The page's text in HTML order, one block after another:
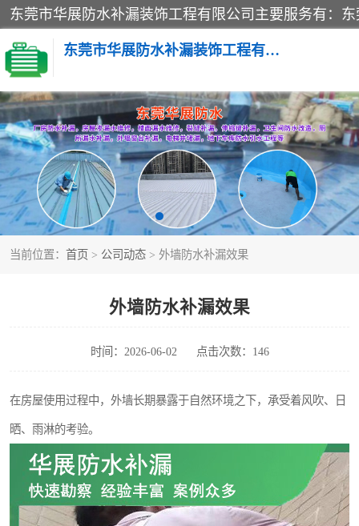
东莞市华展防水补漏装饰工程有限公司
当前位置： 首页 > 公司动态 > 外墙防水补漏效果
外墙防水补漏效果
时间：2026-06-02 点击次数：146
在房屋使用过程中，外墙长期暴露于自然环境之下，承受着风吹、日
晒、雨淋的考验。
楼面防水补漏
阳台卫生间防水补漏
金属房搭建及补漏